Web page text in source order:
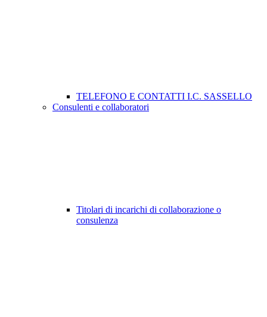
TELEFONO E CONTATTI I.C. SASSELLO
Consulenti e collaboratori
Titolari di incarichi di collaborazione o
consulenza